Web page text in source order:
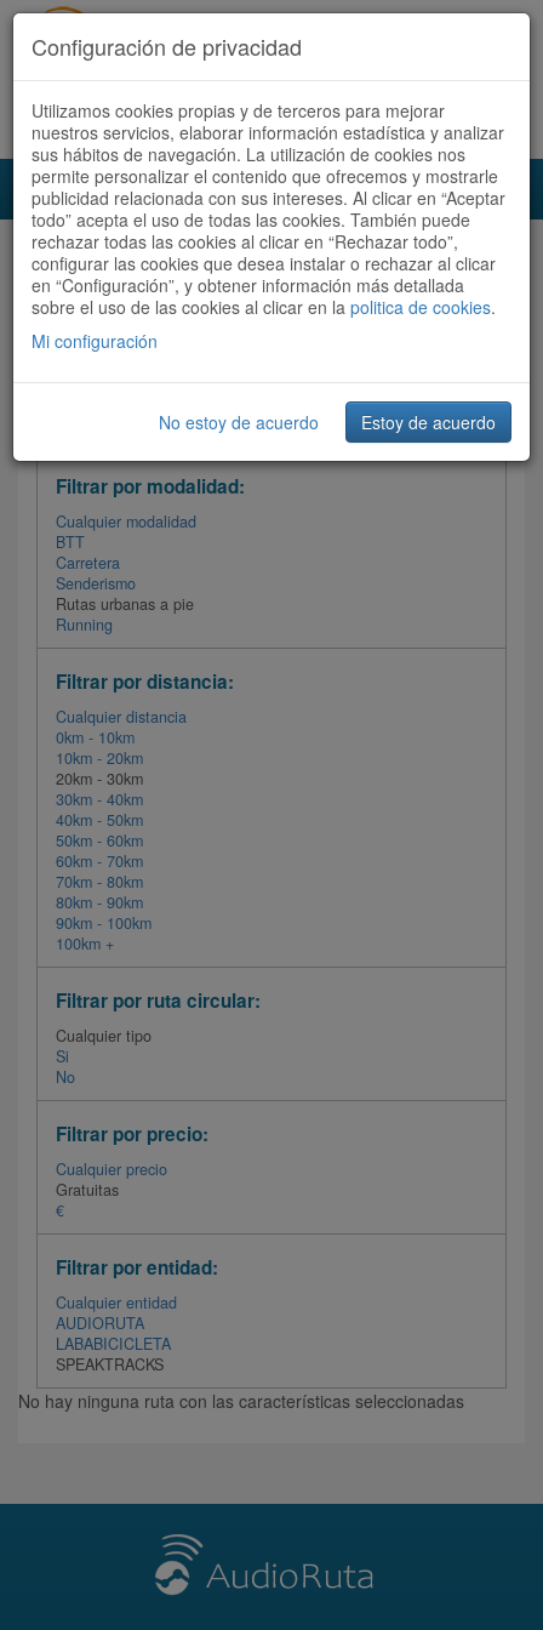
Acceder Registrate ahora Español | Català
Audioruta Todas las rutas
Todas las rutas
Ordenar por: Más recientes /
Filtrar las rutas
Filtrar por modalidad:
Cualquier modalidad
BTT
Carretera
Senderismo
Rutas urbanas a pie
Running
Filtrar por distancia:
Cualquier distancia
0km - 10km
10km - 20km
20km - 30km
30km - 40km
40km - 50km
50km - 60km
60km - 70km
70km - 80km
80km - 90km
90km - 100km
100km +
Filtrar por ruta circular:
Cualquier tipo
Si
No
Filtrar por precio:
Cualquier precio
Gratuitas
€
Filtrar por entidad:
Cualquier entidad
AUDIORUTA
LABABICICLETA
SPEAKTRACKS
No hay ninguna ruta con las características seleccionadas
Configuración de privacidad
Utilizamos cookies propias y de terceros para mejorar
nuestros servicios, elaborar información estadística y analizar
sus hábitos de navegación. La utilización de cookies nos
permite personalizar el contenido que ofrecemos y mostrarle
publicidad relacionada con sus intereses. Al clicar en “Aceptar
todo” acepta el uso de todas las cookies. También puede
rechazar todas las cookies al clicar en “Rechazar todo”,
configurar las cookies que desea instalar o rechazar al clicar
en “Configuración”, y obtener información más detallada
sobre el uso de las cookies al clicar en la politica de cookies.
Mi configuración
No estoy de acuerdo Estoy de acuerdo